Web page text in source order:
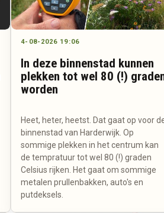
4-08-2026 19:06
In deze binnenstad kunnen
plekken tot wel 80 (!)
worden
Heet, heter, heetst. Dat gaat op voor
binnenstad van Harderwijk. Op
sommige plekken in het centrum kan
de tempratuur tot wel 80 (!) graden
Celsius rijken. Het gaat om sommige
metalen prullenbakken, auto's en
putdeksels.